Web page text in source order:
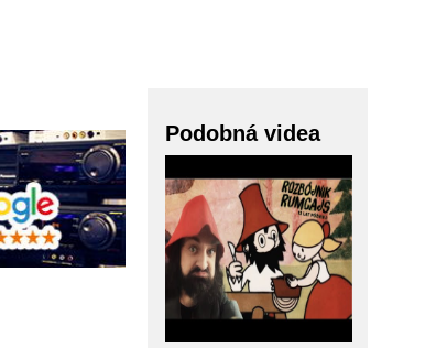
Podobná videa